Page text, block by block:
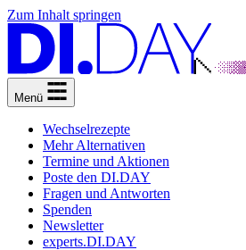
Zum Inhalt springen
Menü
Wechselrezepte
Mehr Alternativen
Termine und Aktionen
Poste den DI.DAY
Fragen und Antworten
Spenden
Newsletter
experts.DI.DAY